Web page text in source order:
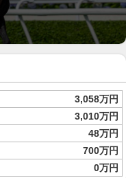
3,058万円
3,010万円
48万円
700万円
0万円